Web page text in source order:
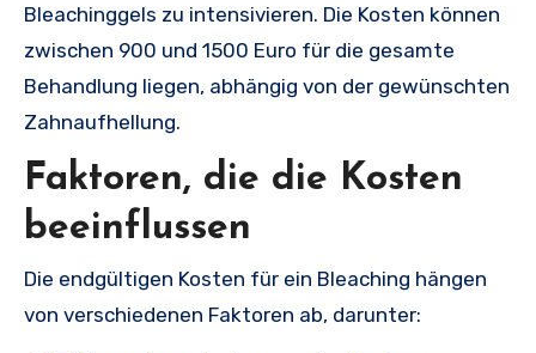
Bleachinggels zu intensivieren. Die Kosten können
zwischen 900 und 1500 Euro für die gesamte
Behandlung liegen, abhängig von der gewünschten
Zahnaufhellung.
Faktoren, die die Kosten
beeinflussen
Die endgültigen Kosten für ein Bleaching hängen
von verschiedenen Faktoren ab, darunter: